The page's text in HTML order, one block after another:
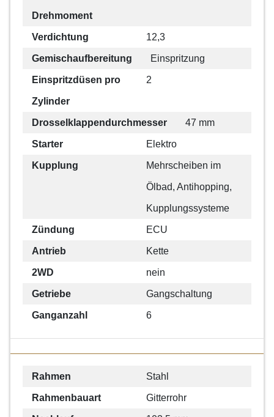
Drehmoment
Verdichtung 12,3
Gemischaufbereitung Einspritzung
Einspritzdüsen pro
Zylinder
2
Drosselklappendurchmesser 47 mm
Starter Elektro
Kupplung Mehrscheiben im
Ölbad, Antihopping,
Kupplungssysteme
Zündung ECU
Antrieb Kette
2WD nein
Getriebe Gangschaltung
Ganganzahl 6
Rahmen Stahl
Rahmenbauart Gitterrohr